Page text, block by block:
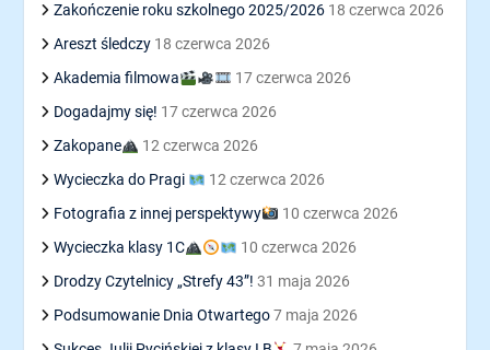
Zakończenie roku szkolnego 2025/2026 18 czerwca 2026
Areszt śledczy 18 czerwca 2026
Akademia filmowa
17 czerwca 2026
Dogadajmy się! 17 czerwca 2026
Zakopane
12 czerwca 2026
Wycieczka do Pragi
12 czerwca 2026
Fotografia z innej perspektywy
10 czerwca 2026
Wycieczka klasy 1C
10 czerwca 2026
Drodzy Czytelnicy „Strefy 43”! 31 maja 2026
Podsumowanie Dnia Otwartego 7 maja 2026